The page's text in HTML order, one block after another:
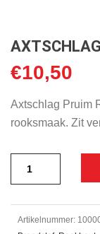
€10,50
Axtschlag Pruim
rooksmaak. Zit
Artikelnummer: